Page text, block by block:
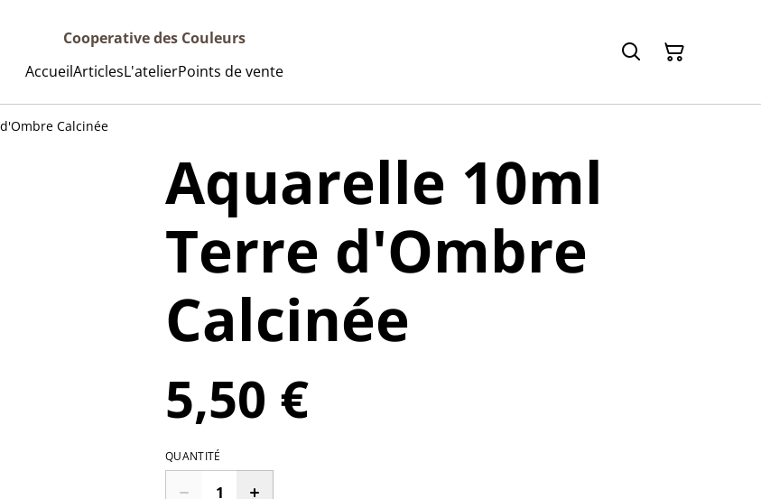
Cooperative des Couleurs
AccueilArticlesL'atelierPoints de vente
Calcinée
Aquarelle 10ml
Terre d'Ombre
Calcinée
5,50 €
QUANTITÉ